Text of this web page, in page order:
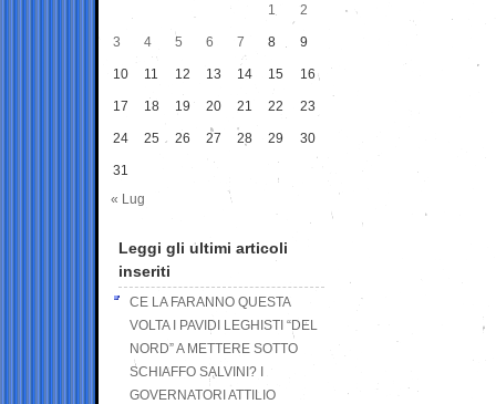
1
2
3 4 5 6 7 8 9
10 11 12 13 14 15 16
17 18 19 20 21 22 23
24 25 26 27 28 29 30
31
« Lug
Leggi gli ultimi articoli
inseriti
CE LA FARANNO QUESTA
VOLTA I PAVIDI LEGHISTI “DEL
NORD” A METTERE SOTTO
SCHIAFFO SALVINI? I
GOVERNATORI ATTILIO